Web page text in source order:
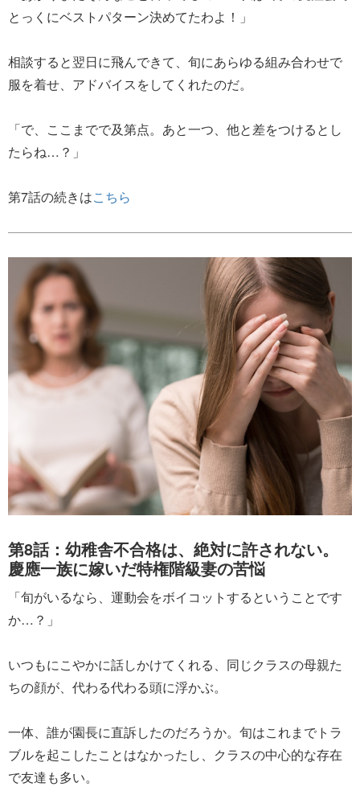
とっくにベストパターン決めてたわよ！」
相談すると翌日に飛んできて、旬にあらゆる組み合わせで
服を着せ、アドバイスをしてくれたのだ。
「で、ここまでで及第点。あと一つ、他と差をつけるとし
たらね…？」
第7話の続きはこちら
第8話：幼稚舎不合格は、絶対に許されない。
慶應一族に嫁いだ特権階級妻の苦悩
「旬がいるなら、運動会をボイコットするということです
か…？」
いつもにこやかに話しかけてくれる、同じクラスの母親た
ちの顔が、代わる代わる頭に浮かぶ。
一体、誰が園長に直訴したのだろうか。旬はこれまでトラ
ブルを起こしたことはなかったし、クラスの中心的な存在
で友達も多い。